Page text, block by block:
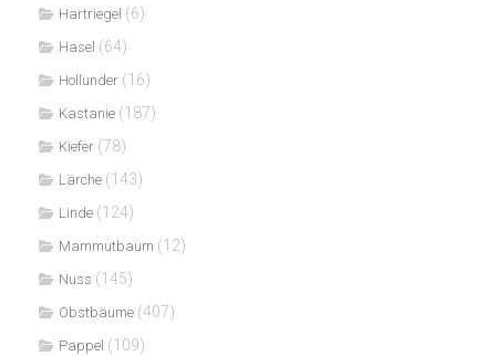
Hartriegel (6)
Hasel (64)
Hollunder (16)
Kastanie (187)
Kiefer (78)
Lärche (143)
Linde (124)
Mammutbaum (12)
Nuss (145)
Obstbäume (407)
Pappel (109)